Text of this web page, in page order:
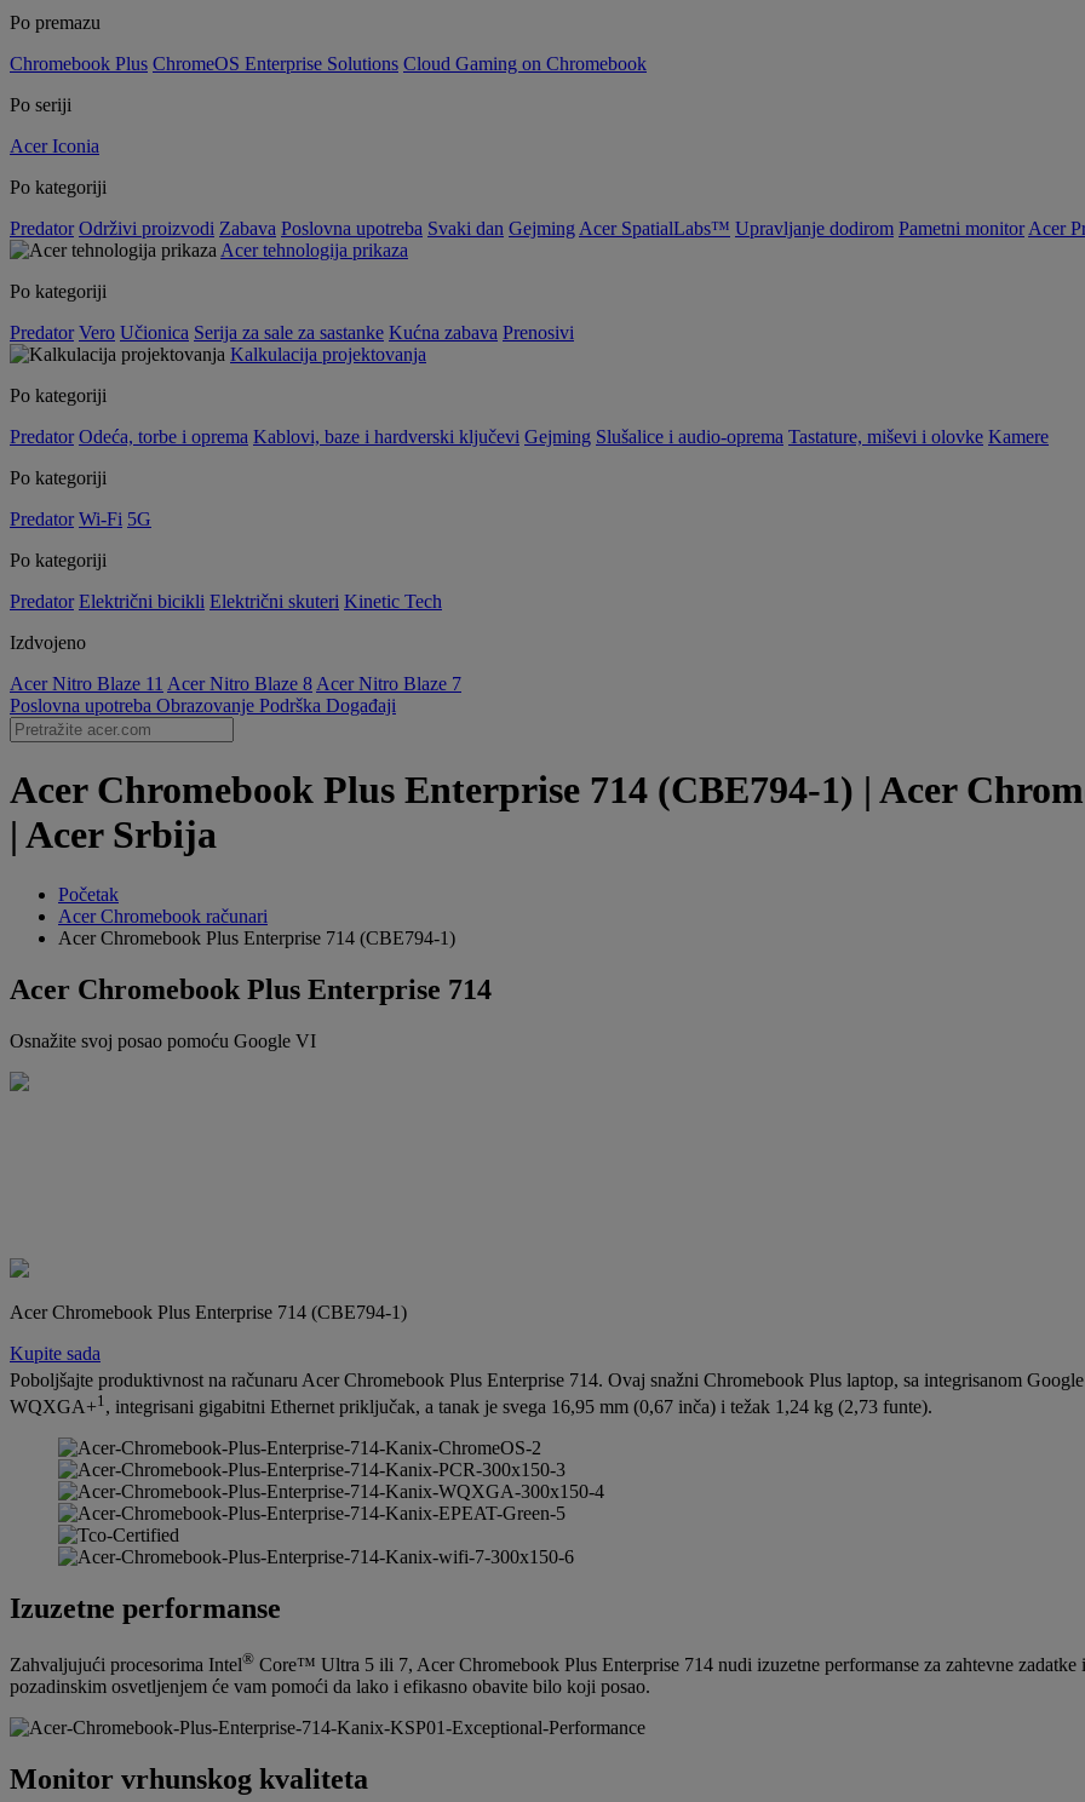
Po premazu
Chromebook Plus ChromeOS Enterprise Solutions Cloud Gaming on Chromebook
Po seriji
Acer Iconia
Po kategoriji
Predator Održivi proizvodi Zabava Poslovna upotreba Svaki dan Gejming Acer SpatialLabs™ Upravljanje dodirom Pametni monitor Acer
Acer tehnologija prikaza
Po kategoriji
Predator Vero Učionica Serija za sale za sastanke Kućna zabava Prenosivi
Kalkulacija projektovanja
Po kategoriji
Predator Odeća, torbe i oprema Kablovi, baze i hardverski ključevi Gejming Slušalice i audio-oprema Tastature, miševi i olovke Kamere
Po kategoriji
Predator Wi-Fi 5G
Po kategoriji
Predator Električni bicikli Električni skuteri Kinetic Tech
Izdvojeno
Acer Nitro Blaze 11 Acer Nitro Blaze 8 Acer Nitro Blaze 7
Poslovna upotreba Obrazovanje Podrška Događaji
Acer Chromebook Plus Enterprise 714 (CBE794-1) | Acer
| Acer Srbija
Početak
Acer Chromebook računari
Acer Chromebook Plus Enterprise 714 (CBE794-1)
Acer Chromebook Plus Enterprise 714
Osnažite svoj posao pomoću Google VI
Acer Chromebook Plus Enterprise 714 (CBE794-1)
Kupite sada
Poboljšajte produktivnost na računaru Acer Chromebook Plus Enterprise 714. Ovaj snažni Chromebook Plus laptop, sa integrisanom
WQXGA+1, integrisani gigabitni Ethernet priključak, a tanak je svega 16,95 mm (0,67 inča) i težak 1,24 kg (2,73 funte).
Izuzetne performanse
Zahvaljujući procesorima Intel® Core™ Ultra 5 ili 7, Acer Chromebook Plus Enterprise 714 nudi izuzetne performanse za zahtevne zadatke
pozadinskim osvetljenjem će vam pomoći da lako i efikasno obavite bilo koji posao.
Monitor vrhunskog kvaliteta